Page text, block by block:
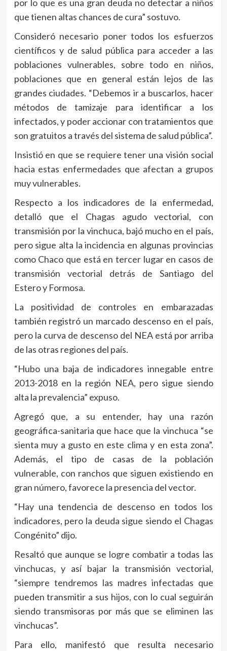
por lo que es una gran deuda no detectar a niños
que tienen altas chances de cura” sostuvo.
Consideró necesario poner todos los esfuerzos
científicos y de salud pública para acceder a las
poblaciones vulnerables, sobre todo en niños,
poblaciones que en general están lejos de las
grandes ciudades. “Debemos ir a buscarlos, hacer
métodos de tamizaje para identificar a los
infectados, y poder accionar con tratamientos que
son gratuitos a través del sistema de salud pública”.
Insistió en que se requiere tener una visión social
hacia estas enfermedades que afectan a grupos
muy vulnerables.
Respecto a los indicadores de la enfermedad,
detalló que el Chagas agudo vectorial, con
transmisión por la vinchuca, bajó mucho en el país,
pero sigue alta la incidencia en algunas provincias
como Chaco que está en tercer lugar en casos de
transmisión vectorial detrás de Santiago del
Estero y Formosa.
La positividad de controles en embarazadas
también registró un marcado descenso en el país,
pero la curva de descenso del NEA está por arriba
de las otras regiones del país.
“Hubo una baja de indicadores innegable entre
2013-2018 en la región NEA, pero sigue siendo
alta la prevalencia” expuso.
Agregó que, a su entender, hay una razón
geográfica-sanitaria que hace que la vinchuca “se
sienta muy a gusto en este clima y en esta zona”.
Además, el tipo de casas de la población
vulnerable, con ranchos que siguen existiendo en
gran número, favorece la presencia del vector.
“Hay una tendencia de descenso en todos los
indicadores, pero la deuda sigue siendo el Chagas
Congénito” dijo.
Resaltó que aunque se logre combatir a todas las
vinchucas, y así bajar la transmisión vectorial,
“siempre tendremos las madres infectadas que
pueden transmitir a sus hijos, con lo cual seguirán
siendo transmisoras por más que se eliminen las
vinchucas”.
Para ello, manifestó que resulta necesario